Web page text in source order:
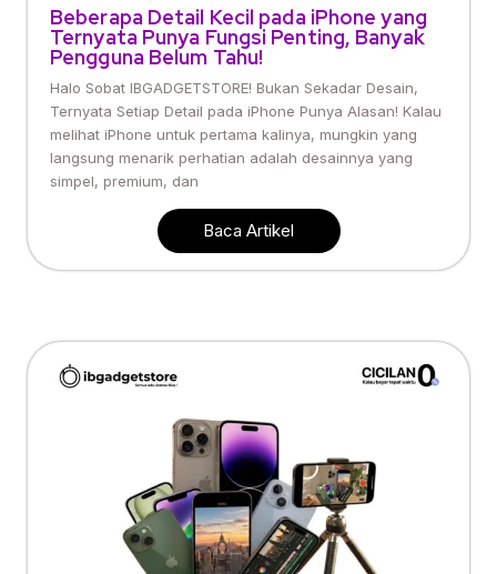
Beberapa Detail Kecil pada iPhone yang
Ternyata Punya Fungsi Penting, Banyak
Pengguna Belum Tahu!
Halo Sobat IBGADGETSTORE! Bukan Sekadar Desain,
Ternyata Setiap Detail pada iPhone Punya Alasan! Kalau
melihat iPhone untuk pertama kalinya, mungkin yang
langsung menarik perhatian adalah desainnya yang
simpel, premium, dan
Baca Artikel